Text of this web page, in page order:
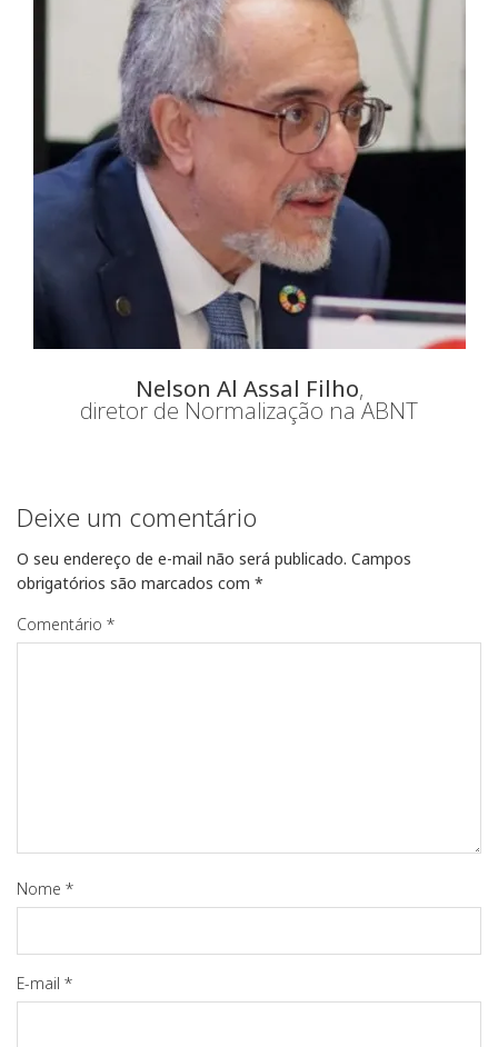
Nelson Al Assal Filho,
diretor de Normalização na ABNT
Deixe um comentário
O seu endereço de e-mail não será publicado. Campos
obrigatórios são marcados com *
Comentário *
Nome *
E-mail *